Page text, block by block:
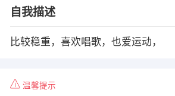
自我描述
比较稳重，喜欢唱歌，也爱运动，
温馨提示